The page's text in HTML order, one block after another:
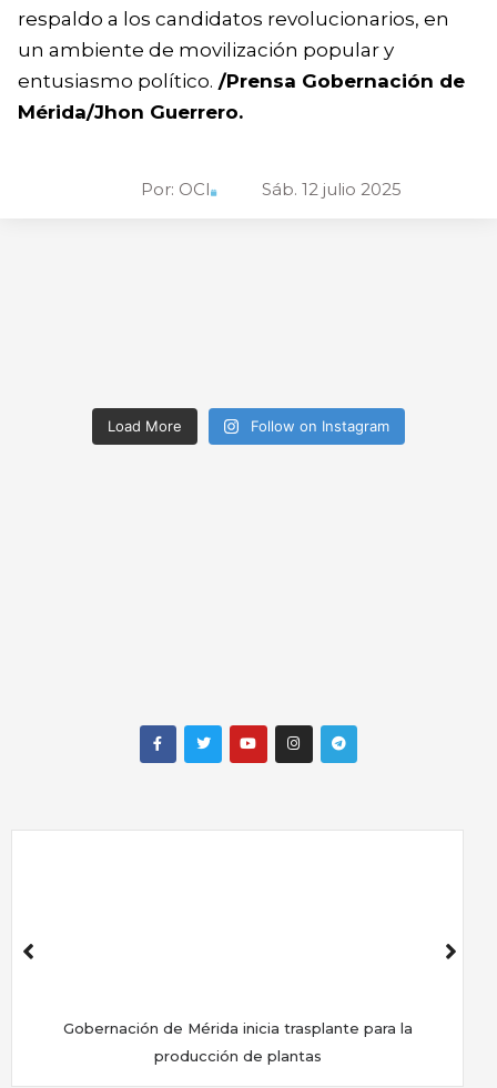
respaldo a los candidatos revolucionarios, en
un ambiente de movilización popular y
entusiasmo político. /Prensa Gobernación de
Mérida/Jhon Guerrero.
Por: OCI Sáb. 12 julio 2025
Load More Follow on Instagram
Gobernación de Mérida inicia trasplante para la
producción de plantas